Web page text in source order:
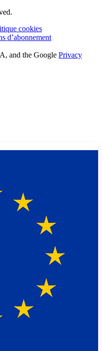
cookies
d’abonnement
and the Google Privacy